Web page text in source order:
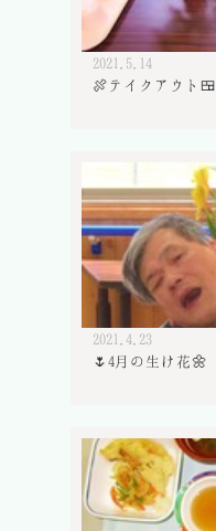
2021.5.14
🍖テイクアウト🍱
2021.4.23
🌷4月の生け花🌼